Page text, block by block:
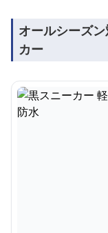
オールシーズ
カー